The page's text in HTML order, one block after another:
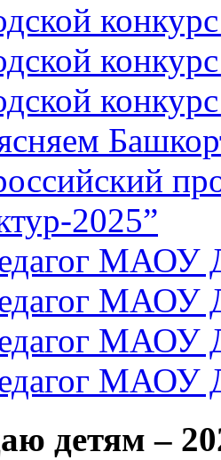
2025”
МАОУ
МАОУ
МАОУ
МАОУ
детям –